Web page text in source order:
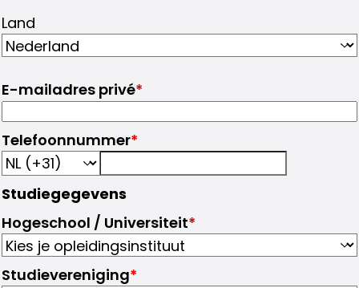
Land
E-mailadres privé*
Telefoonnummer*
Studiegegevens
Hogeschool / Universiteit*
Studievereniging*